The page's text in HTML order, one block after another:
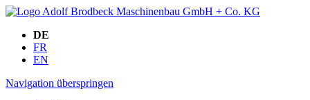
DE
FR
EN
Navigation überspringen